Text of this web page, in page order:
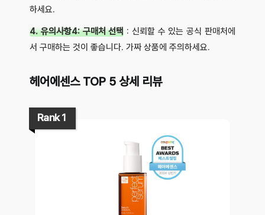
하세요.
4. 유의사항4: 구매처 선택 : 신뢰할 수 있는 공식 판매처에
서 구매하는 것이 좋습니다. 가짜 상품에 주의하세요.
헤어에센스 TOP 5 상세 리뷰
Rank 1